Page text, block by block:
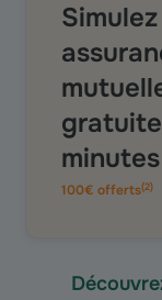
minutes
100€ offerts(2)